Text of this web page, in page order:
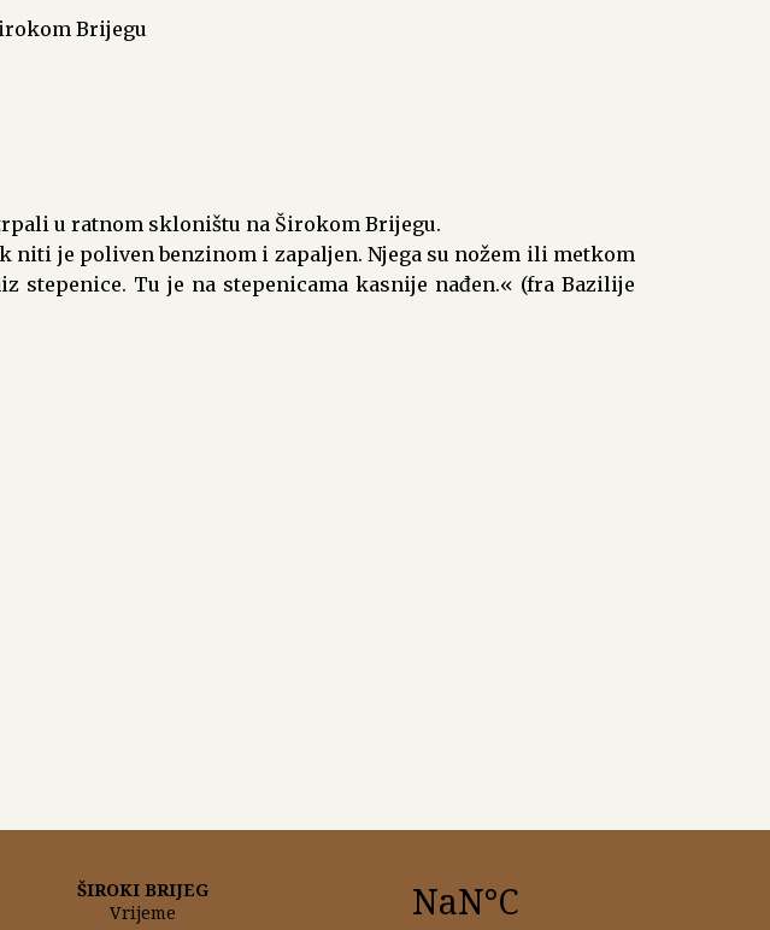
Brijegu
u ratnom skloništu na Širokom Brijegu.
niti je poliven benzinom i zapaljen. Njega su nožem ili metkom
Tu je na stepenicama kasnije nađen.« (fra Bazilije